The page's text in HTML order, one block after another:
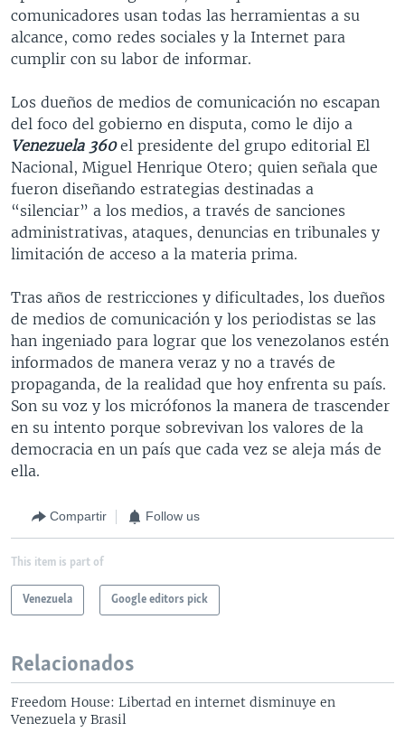
comunicadores usan todas las herramientas a su
alcance, como redes sociales y la Internet para
cumplir con su labor de informar.
Los dueños de medios de comunicación no escapan
del foco del gobierno en disputa, como le dijo a
Venezuela 360el presidente del grupo editorial El
Nacional, Miguel Henrique Otero; quien señala que
fueron diseñando estrategias destinadas a
“silenciar” a los medios, a través de sanciones
administrativas, ataques, denuncias en tribunales y
limitación de acceso a la materia prima.
Tras años de restricciones y dificultades, los dueños
de medios de comunicación y los periodistas se las
han ingeniado para lograr que los venezolanos estén
informados de manera veraz y no a través de
propaganda, de la realidad que hoy enfrenta su país.
Son su voz y los micrófonos la manera de trascender
en su intento porque sobrevivan los valores de la
democracia en un país que cada vez se aleja más de
ella.
Compartir Follow us
This item is part of
Venezuela Google editors pick
Relacionados
Freedom House: Libertad en internet disminuye en
Venezuela y Brasil